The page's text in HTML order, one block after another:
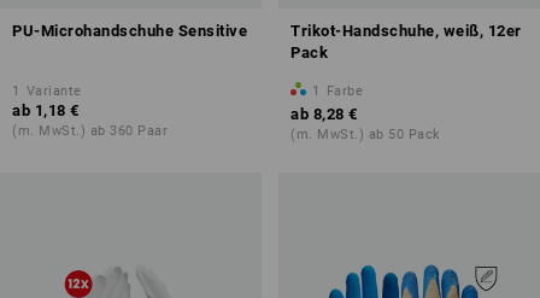
PU-Microhandschuhe Sensitive
1 Variante
ab 1,18 €
(m. MwSt.) ab 360 Paar
Trikot-Handschuhe, weiß, 12er
Pack
1 Farbe
ab 8,28 €
(m. MwSt.) ab 50 Pack